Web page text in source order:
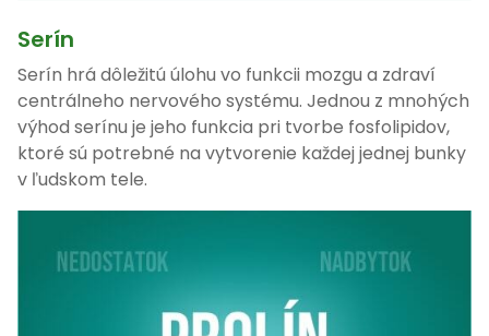
Serín
Serín hrá dôležitú úlohu vo funkcii mozgu a zdraví
centrálneho nervového systému. Jednou z mnohých
výhod serínu je jeho funkcia pri tvorbe fosfolipidov,
ktoré sú potrebné na vytvorenie každej jednej bunky
v ľudskom tele.